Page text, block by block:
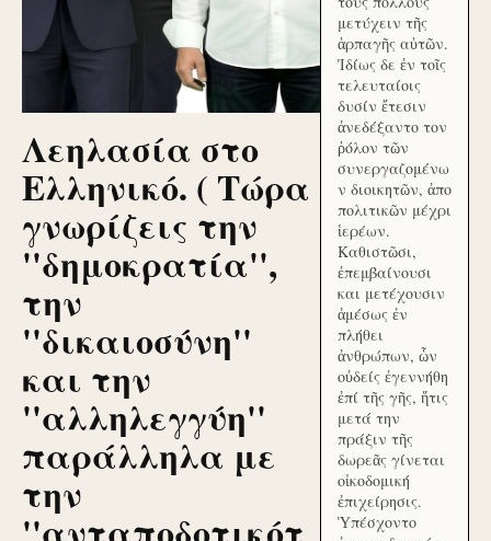
Λεηλασία στο
Ελληνικό. ( Τώρα
γνωρίζεις την
''δημοκρατία'',
την
''δικαιοσύνη''
και την
''αλληλεγγύη''
παράλληλα με
την
μετύχειν τῆς
ἁρπαγῆς αὐτῶν.
Ἰδίως δε ἐν τοῖς
τελευταίοις
δυσίν ἔτεσιν
ἀνεδέξαντο τον
ῥόλον τῶν
συνεργαζομένω
ν διοικητῶν, ἀπο
πολιτικῶν μέχρι
ἱερέων.
Καθιστῶσι,
ἐπεμβαίνουσι
και μετέχουσιν
ἀμέσως ἐν
πλήθει
ἀνθρώπων, ὧν
οὐδείς ἐγεννήθη
ἐπί τῆς γῆς, ἥτις
μετά την
πράξιν τῆς
δωρεᾶς γίνεται
οἰκοδομική
ἐπιχείρησις.
Ὑπέσχοντο